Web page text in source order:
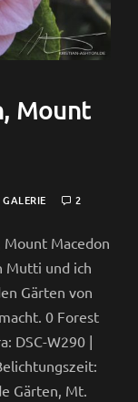
Mount
GALERIE 2
Macedon
Mutti und ich
Gärten von
0 Forest
DSC-W290 |
Gärten, Mt.